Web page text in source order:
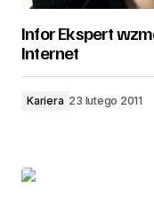
Infor Ekspert
Internet
Kariera 23 lutego 2011